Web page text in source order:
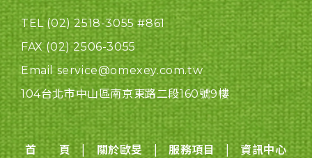
TEL (02) 2518-3055 #861
FAX (02) 2506-3055
Email service@omexey.com.tw
104台北市中山區南京東路二段160號9樓
首 頁 | 關於歐旻 | 服務項目 | 資訊中心